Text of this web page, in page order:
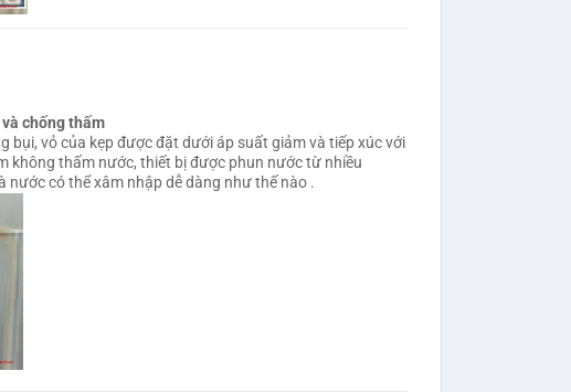
chống thấm
bụi, vỏ của kẹp được đặt dưới áp suất giảm và tiếp xúc với
không thấm nước, thiết bị được phun nước từ nhiều
nước có thể xâm nhập dễ dàng như thế nào .